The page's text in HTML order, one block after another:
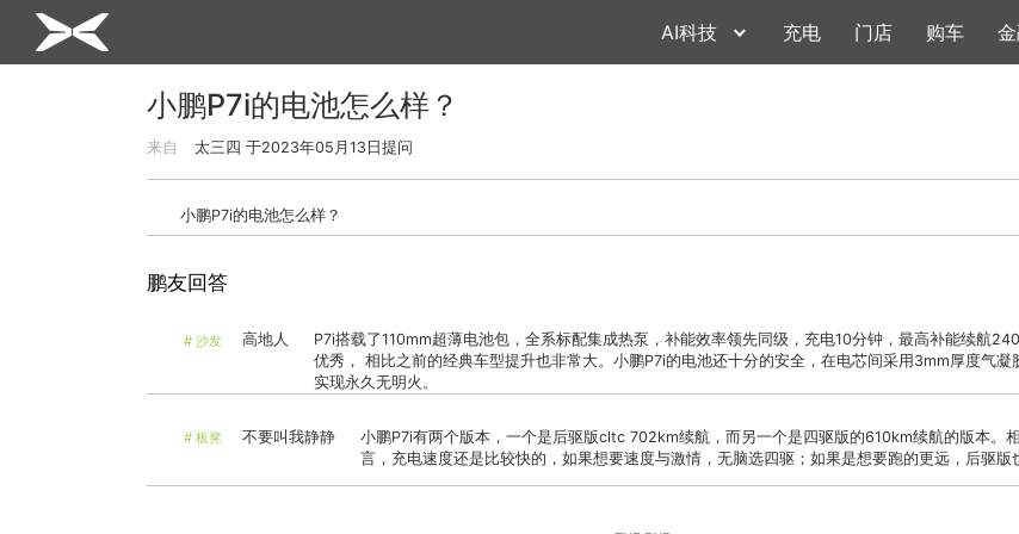
AI科技 充电 门店 购车
小鹏P7i的电池怎么样？
来自 太三四 于2023年05月13日 提问
小鹏P7i的电池怎么样？
鹏友回答
#沙发 高地人
P7i搭载了110mm超薄电池包，全系标配集成热泵，补能效率领先同级，充电10分钟，最高补能续航
优秀， 相比之前的经典车型提升也非常大。小鹏P7i的电池还十分的安全，在电芯间采用3mm厚度气凝
实现永久无明火。
#板凳 不要叫我静静
小鹏P7i有两个版本，一个是后驱版cltc 702km续航，而另一个是四驱版的610km续航的版本。
言，充电速度还是比较快的，如果想要速度与激情，无脑选四驱；如果是想要跑的更远，后驱版